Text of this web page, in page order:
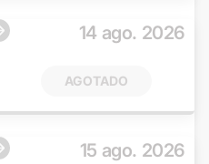
14 ago. 2026
AGOTADO
15 ago. 2026